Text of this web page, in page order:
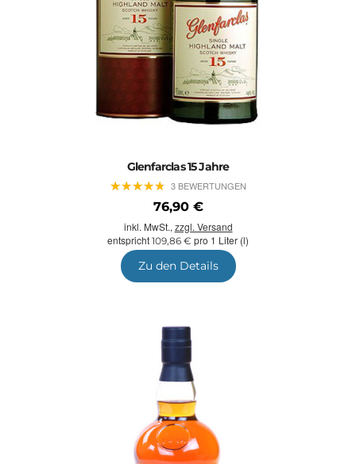
Glenfarclas 15 Jahre
★★★★★
★★★★★ 3 BEWERTUNGEN
76,90 €
inkl. MwSt., zzgl. Versand
entspricht 109,86 € pro 1 Liter (l)
Zu den Details